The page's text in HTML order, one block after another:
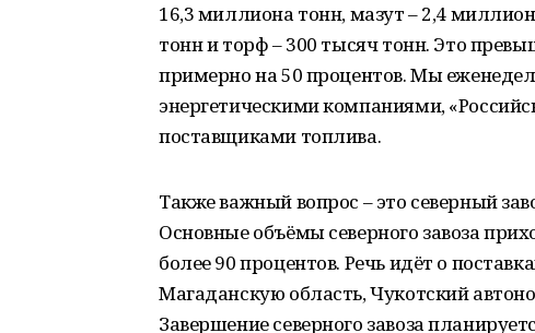
16,3 миллиона тонн, мазут – 2,4
тонн и торф – 300 тысяч тонн. Это
примерно на 50 процентов. Мы
энергетическими компаниями,
поставщиками топлива.
Также важный вопрос – это северный
Основные объёмы северного завоза
более 90 процентов. Речь идёт о
Магаданскую область, Чукотский
Завершение северного завоза